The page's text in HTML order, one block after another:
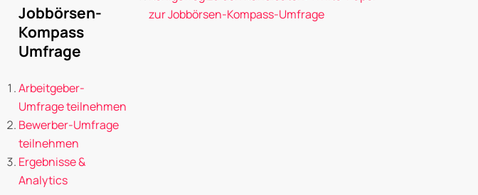
Jobbörsen-
Kompass
Umfrage
Arbeitgeber-
Umfrage teilnehmen
Bewerber-Umfrage
teilnehmen
Ergebnisse &
Analytics
zur Jobbörsen-Kompass-Umfrage